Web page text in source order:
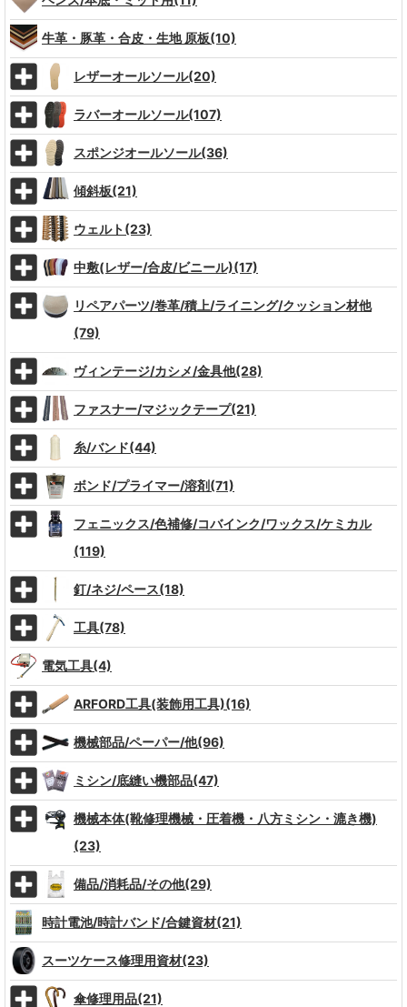
牛革・豚革・合皮・生地 原板(10)
レザーオールソール(20)
ラバーオールソール(107)
スポンジオールソール(36)
傾斜板(21)
ウェルト(23)
中敷(レザー/合皮/ビニール)(17)
リペアパーツ/巻革/積上/ライニング/クッション材他
(79)
ヴィンテージ/カシメ/金具他(28)
ファスナー/マジックテープ(21)
糸/バンド(44)
ボンド/プライマー/溶剤(71)
フェニックス/色補修/コバインク/ワックス/ケミカル
(119)
釘/ネジ/ペース(18)
工具(78)
電気工具(4)
ARFORD工具(装飾用工具)(16)
機械部品/ペーパー/他(96)
ミシン/底縫い機部品(47)
機械本体(靴修理機械・圧着機・八方ミシン・漉き機)
(23)
備品/消耗品/その他(29)
時計電池/時計バンド/合鍵資材(21)
スーツケース修理用資材(23)
傘修理用品(21)